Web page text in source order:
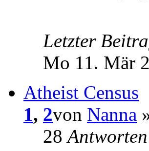
Letzter
Mo 11. Mär
Atheist Census
1, 2von Nanna
28Antworten